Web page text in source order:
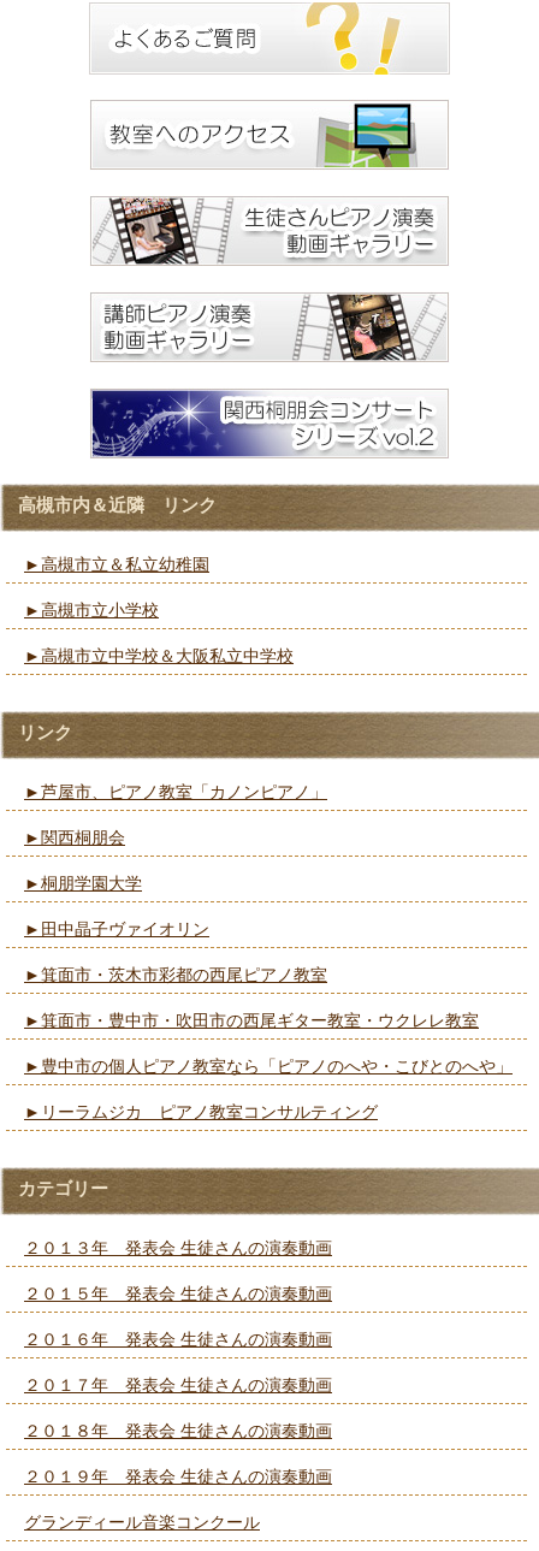
高槻市内＆近隣 リンク
►高槻市立＆私立幼稚園
►高槻市立小学校
►高槻市立中学校＆大阪私立中学校
リンク
►芦屋市、ピアノ教室「カノンピアノ」
►関西桐朋会
►桐朋学園大学
►田中晶子ヴァイオリン
►箕面市・茨木市彩都の西尾ピアノ教室
►箕面市・豊中市・吹田市の西尾ギター教室・ウクレレ教室
►豊中市の個人ピアノ教室なら「ピアノのへや・こびとのへや」
►リーラムジカ ピアノ教室コンサルティング
カテゴリー
２０１３年 発表会 生徒さんの演奏動画
２０１５年 発表会 生徒さんの演奏動画
２０１６年 発表会 生徒さんの演奏動画
２０１７年 発表会 生徒さんの演奏動画
２０１８年 発表会 生徒さんの演奏動画
２０１９年 発表会 生徒さんの演奏動画
グランディール音楽コンクール